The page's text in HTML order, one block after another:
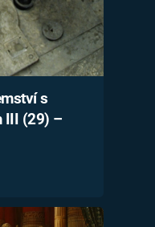
s
III (29) –